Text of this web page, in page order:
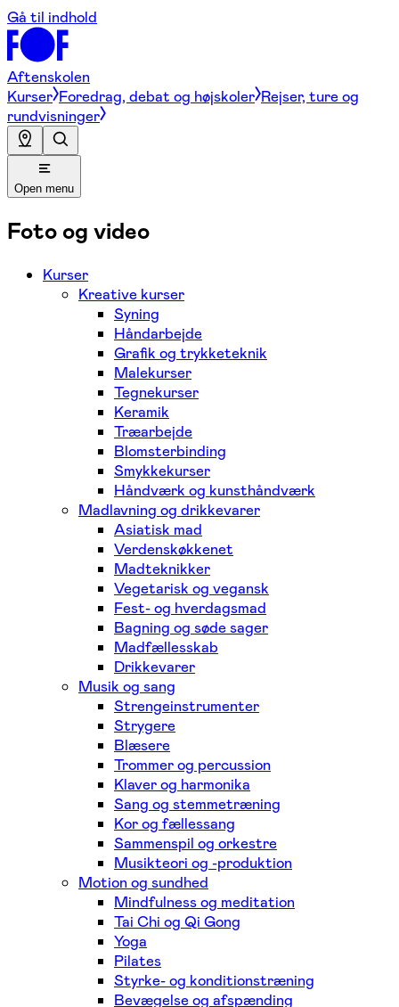
Gå til indhold
Aftenskolen
Kurser Foredrag, debat og højskoler Rejser, ture og
rundvisninger
Open menu
Foto og video
Kurser
Kreative kurser
Syning
Håndarbejde
Grafik og trykketeknik
Malekurser
Tegnekurser
Keramik
Træarbejde
Blomsterbinding
Smykkekurser
Håndværk og kunsthåndværk
Madlavning og drikkevarer
Asiatisk mad
Verdenskøkkenet
Madteknikker
Vegetarisk og vegansk
Fest- og hverdagsmad
Bagning og søde sager
Madfællesskab
Drikkevarer
Musik og sang
Strengeinstrumenter
Strygere
Blæsere
Trommer og percussion
Klaver og harmonika
Sang og stemmetræning
Kor og fællessang
Sammenspil og orkestre
Musikteori og -produktion
Motion og sundhed
Mindfulness og meditation
Tai Chi og Qi Gong
Yoga
Pilates
Styrke- og konditionstræning
Bevægelse og afspænding